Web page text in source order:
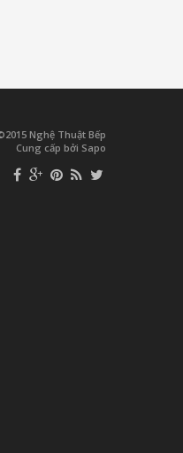
Nghệ Thuật Bếp
Cung cấp bởi Sapo